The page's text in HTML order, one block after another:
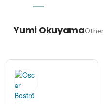
Yumi OkuyamaOther